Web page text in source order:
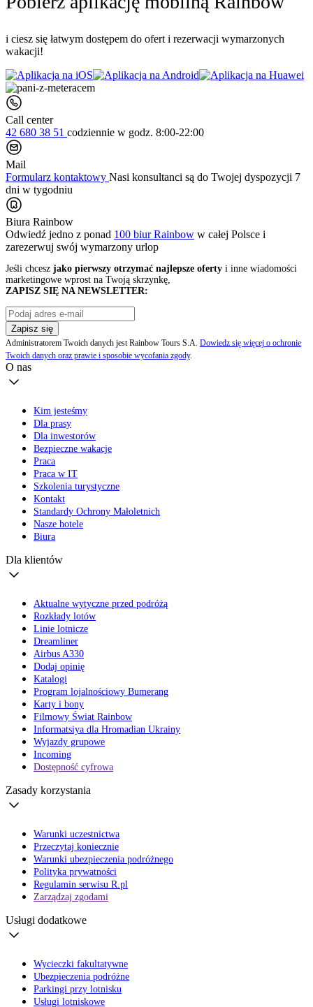
i ciesz się łatwym dostępem do ofert i rezerwacji wymarzonych
wakacji!
Call center
42 680 38 51 codziennie w godz. 8:00-22:00
Mail
Formularz kontaktowy Nasi konsultanci są do Twojej dyspozycji 7
dni w tygodniu
Biura Rainbow
Odwiedź jedno z ponad 100 biur Rainbow w całej Polsce i
zarezerwuj swój wymarzony urlop
Jeśli chcesz jako pierwszy otrzymać najlepsze oferty i inne wiadomości
marketingowe wprost na Twoją skrzynkę,
ZAPISZ SIĘ NA NEWSLETTER:
Zapisz się
Administratorem Twoich danych jest Rainbow Tours S.A. Dowiedz się więcej o ochronie
Twoich danych oraz prawie i sposobie wycofania zgody.
O nas
Kim jesteśmy
Dla prasy
Dla inwestorów
Bezpieczne wakacje
Praca
Praca w IT
Szkolenia turystyczne
Kontakt
Standardy Ochrony Małoletnich
Nasze hotele
Biura
Dla klientów
Aktualne wytyczne przed podróżą
Rozkłady lotów
Linie lotnicze
Dreamliner
Airbus A330
Dodaj opinię
Katalogi
Program lojalnościowy Bumerang
Karty i bony
Filmowy Świat Rainbow
Informatsiya dla Hromadian Ukrainy
Wyjazdy grupowe
Incoming
Dostępność cyfrowa
Zasady korzystania
Warunki uczestnictwa
Przeczytaj koniecznie
Warunki ubezpieczenia podróżnego
Polityka prywatności
Regulamin serwisu R.pl
Zarządzaj zgodami
Usługi dodatkowe
Wycieczki fakultatywne
Ubezpieczenia podróżne
Parkingi przy lotnisku
Usługi lotniskowe